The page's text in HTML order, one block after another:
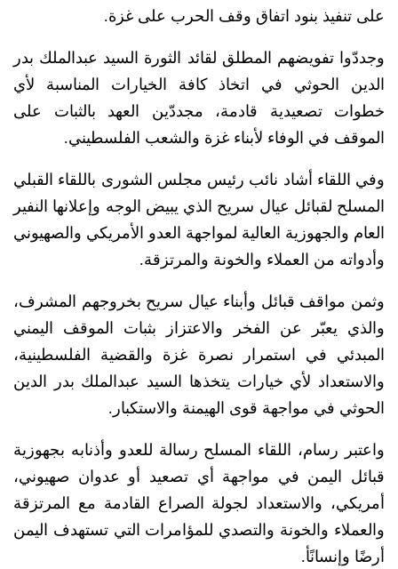
على تنفيذ بنود اتفاق وقف الحرب على غزة.
وجددّوا تفويضهم المطلق لقائد الثورة السيد عبدالملك بدر
الدين الحوثي في اتخاذ كافة الخيارات المناسبة لأي
خطوات تصعيدية قادمة، مجددّين العهد بالثبات على
الموقف في الوفاء لأبناء غزة والشعب الفلسطيني.
وفي اللقاء أشاد نائب رئيس مجلس الشورى باللقاء القبلي
المسلح لقبائل عيال سريح الذي يبيض الوجه وإعلانها النفير
العام والجهوزية العالية لمواجهة العدو الأمريكي والصهيوني
وأدواته من العملاء والخونة والمرتزقة.
وثمن مواقف قبائل وأبناء عيال سريح بخروجهم المشرف،
والذي يعبّر عن الفخر والاعتزاز بثبات الموقف اليمني
المبدئي في استمرار نصرة غزة والقضية الفلسطينية،
والاستعداد لأي خيارات يتخذها السيد عبدالملك بدر الدين
الحوثي في مواجهة قوى الهيمنة والاستكبار.
واعتبر رسام، اللقاء المسلح رسالة للعدو وأذنابه بجهوزية
قبائل اليمن في مواجهة أي تصعيد أو عدوان صهيوني،
أمريكي، والاستعداد لجولة الصراع القادمة مع المرتزقة
والعملاء والخونة والتصدي للمؤامرات التي تستهدف اليمن
أرضًا وإنسانًأ.